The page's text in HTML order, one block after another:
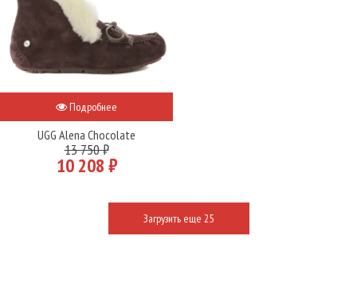
Подробнее
UGG Alena Chocolate
13 750 ₽
10 208 ₽
Загрузить еще 25